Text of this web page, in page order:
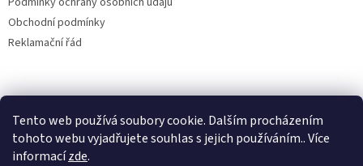
Tento web používá soubory cookie. Dalším procházením
tohoto webu vyjadřujete souhlas s jejich používáním.. Více
informacízde.
Obchodní podmínky
Reklamační řád